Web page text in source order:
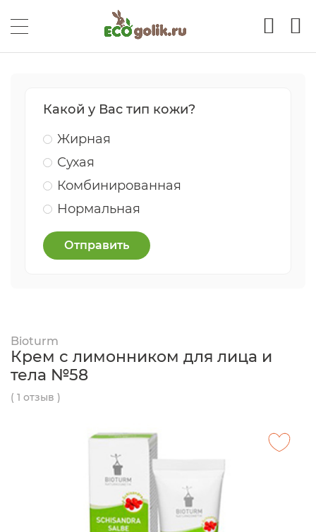
Какой у Вас тип кожи?
Жирная
Сухая
Комбинированная
Нормальная
Отправить
Bioturm
Крем с лимонником для лица и
тела №58
( 1 отзыв )